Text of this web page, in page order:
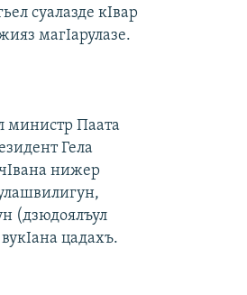
суалазде кIвар
магIарулазе.
министр Паата
Гела
нижер
(дзюдоялъул
цадахъ.